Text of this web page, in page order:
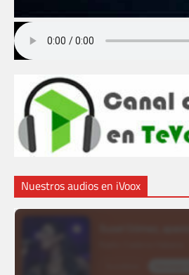
Nuestros audios en iVoox